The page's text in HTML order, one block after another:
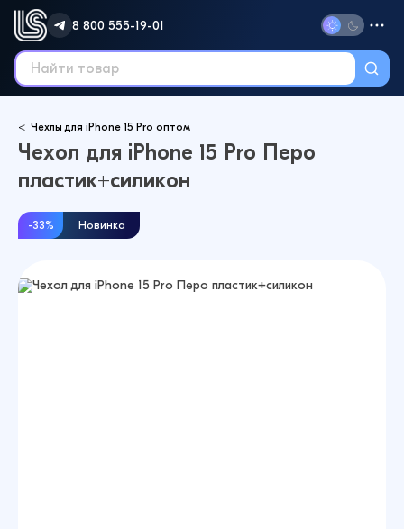
8 800 555-19-01
Чехлы для iPhone 15 Pro оптом
Чехол для iPhone 15 Pro Перо
пластик+силикон
-33% Новинка